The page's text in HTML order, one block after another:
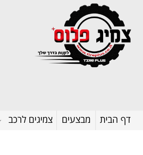
דף הבית מבצעים צמיגים לרכב